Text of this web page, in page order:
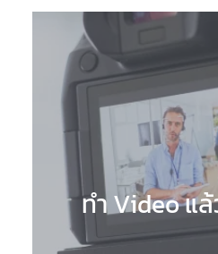
ทำ Video แ